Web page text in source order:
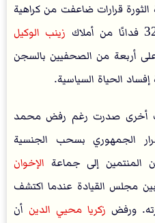
قرارات ضاعفت من كراهية
زينب الوكيل
أربعة من الصحفيين بالسجن
الحياة السياسية.
أخرى صدرت رغم رفض محمد
الجمهوري بسحب الجنسية
المنتمين إلى جماعة الإخوان
مجلس القيادة عندما اكتشف
ورفض زكريا محيي الدين أن